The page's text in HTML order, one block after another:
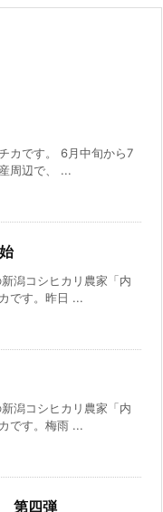
カです。 6月中旬から7
周辺で、 ...
潟コシヒカリ農家「内
です。昨日 ...
潟コシヒカリ農家「内
です。梅雨 ...
第四弾